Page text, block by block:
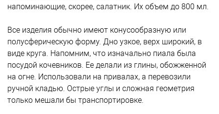
напоминающие, скорее, салатник. Их объем до 800 мл.
Все изделия обычно имеют конусообразную или
полусферическую форму. Дно узкое, верх широкий, в
виде круга. Напомним, что изначально пиала была
посудой кочевников. Ее делали из глины, обожженной
на огне. Использовали на привалах, а перевозили
ручной кладью. Острые углы и сложная геометрия
только мешали бы транспортировке.